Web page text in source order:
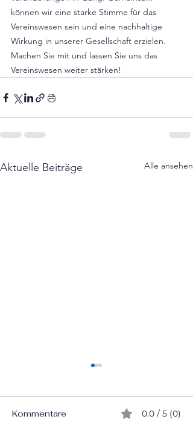
können wir eine starke Stimme für das
Vereinswesen sein und eine nachhaltige
Wirkung in unserer Gesellschaft erzielen.
Machen Sie mit und lassen Sie uns das
Vereinswesen weiter stärken!
Aktuelle Beiträge Alle ansehen
Kommentare 0.0 / 5 (0)